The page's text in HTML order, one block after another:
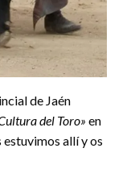
de Jaén
del Toro» en
allí y os